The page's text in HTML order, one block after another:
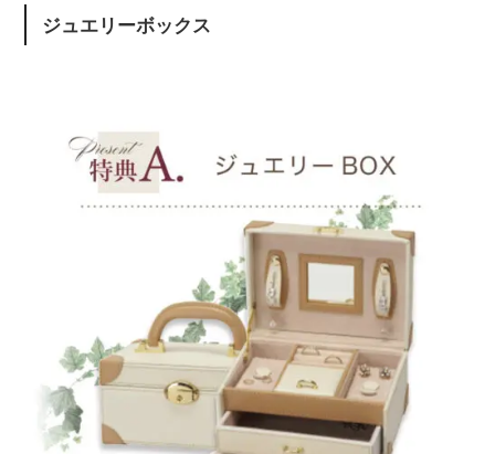
ジュエリーボックス